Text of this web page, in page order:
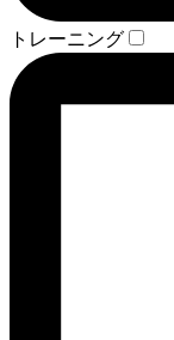
トレーニング